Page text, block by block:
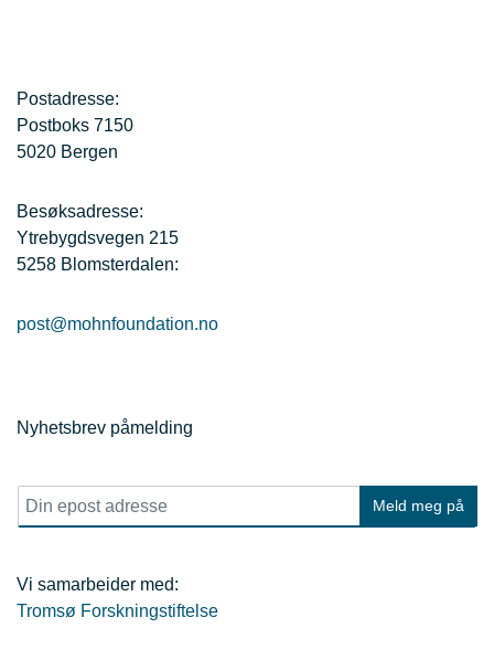
Postadresse:
Postboks 7150
5020 Bergen
Besøksadresse:
Ytrebygdsvegen 215
5258 Blomsterdalen:
post@mohnfoundation.no
Nyhetsbrev påmelding
E
p
t
*
Meld meg på
Vi samarbeider med:
Tromsø Forskningstiftelse